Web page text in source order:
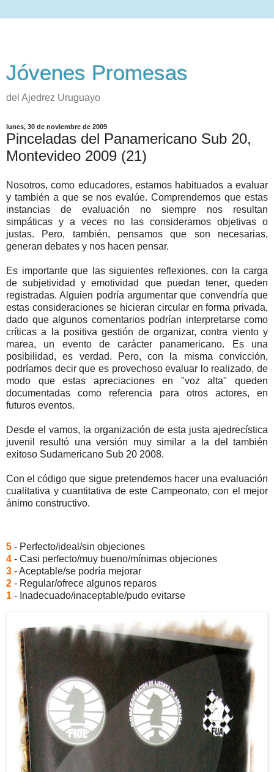
Jóvenes Promesas
del Ajedrez Uruguayo
lunes, 30 de noviembre de 2009
Pinceladas del Panamericano Sub 20,
Montevideo 2009 (21)
Nosotros, como educadores, estamos habituados a evaluar
y también a que se nos evalúe. Comprendemos que estas
instancias de evaluación no siempre nos resultan
simpáticas y a veces no las consideramos objetivas o
justas. Pero, también, pensamos que son necesarias,
generan debates y nos hacen pensar.
Es importante que las siguientes reflexiones, con la carga
de subjetividad y emotividad que puedan tener, queden
registradas. Alguien podría argumentar que convendría que
estas consideraciones se hicieran circular en forma privada,
dado que algunos comentarios podrían interpretarse como
críticas a la positiva gestión de organizar, contra viento y
marea, un evento de carácter panamericano. Es una
posibilidad, es verdad. Pero, con la misma convicción,
podríamos decir que es provechoso evaluar lo realizado, de
modo que estas apreciaciones en "voz alta" queden
documentadas como referencia para otros actores, en
futuros eventos.
Desde el vamos, la organización de esta justa ajedrecística
juvenil resultó una versión muy similar a la del también
exitoso Sudamericano Sub 20 2008.
Con el código que sigue pretendemos hacer una evaluación
cualitativa y cuantitativa de este Campeonato, con el mejor
ánimo constructivo.
5 - Perfecto/ideal/sin objeciones
4 - Casi perfecto/muy bueno/mínimas objeciones
3 - Aceptable/se podría mejorar
2 - Regular/ofrece algunos reparos
1 - Inadecuado/inaceptable/pudo evitarse